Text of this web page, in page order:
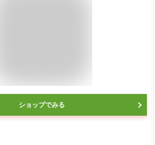
ショップでみる